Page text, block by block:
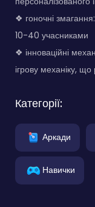
❖ гоночні
10-40 учасниками
❖ інноваційні
ігрову механіку,
Категорії:
Аркади
Навички